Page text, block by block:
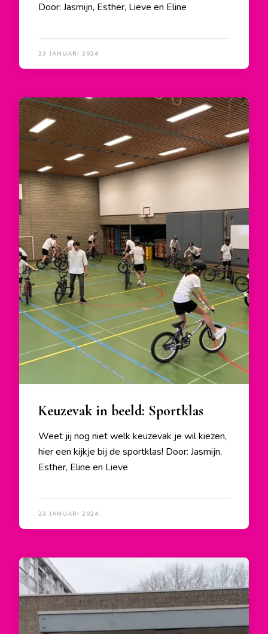
Door: Jasmijn, Esther, Lieve en Eline
23 JANUARI 2024
Keuzevak in beeld: Sportklas
Weet jij nog niet welk keuzevak je wil kiezen,
hier een kijkje bij de sportklas! Door: Jasmijn,
Esther, Eline en Lieve
23 JANUARI 2024